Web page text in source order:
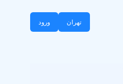
تهران ورود